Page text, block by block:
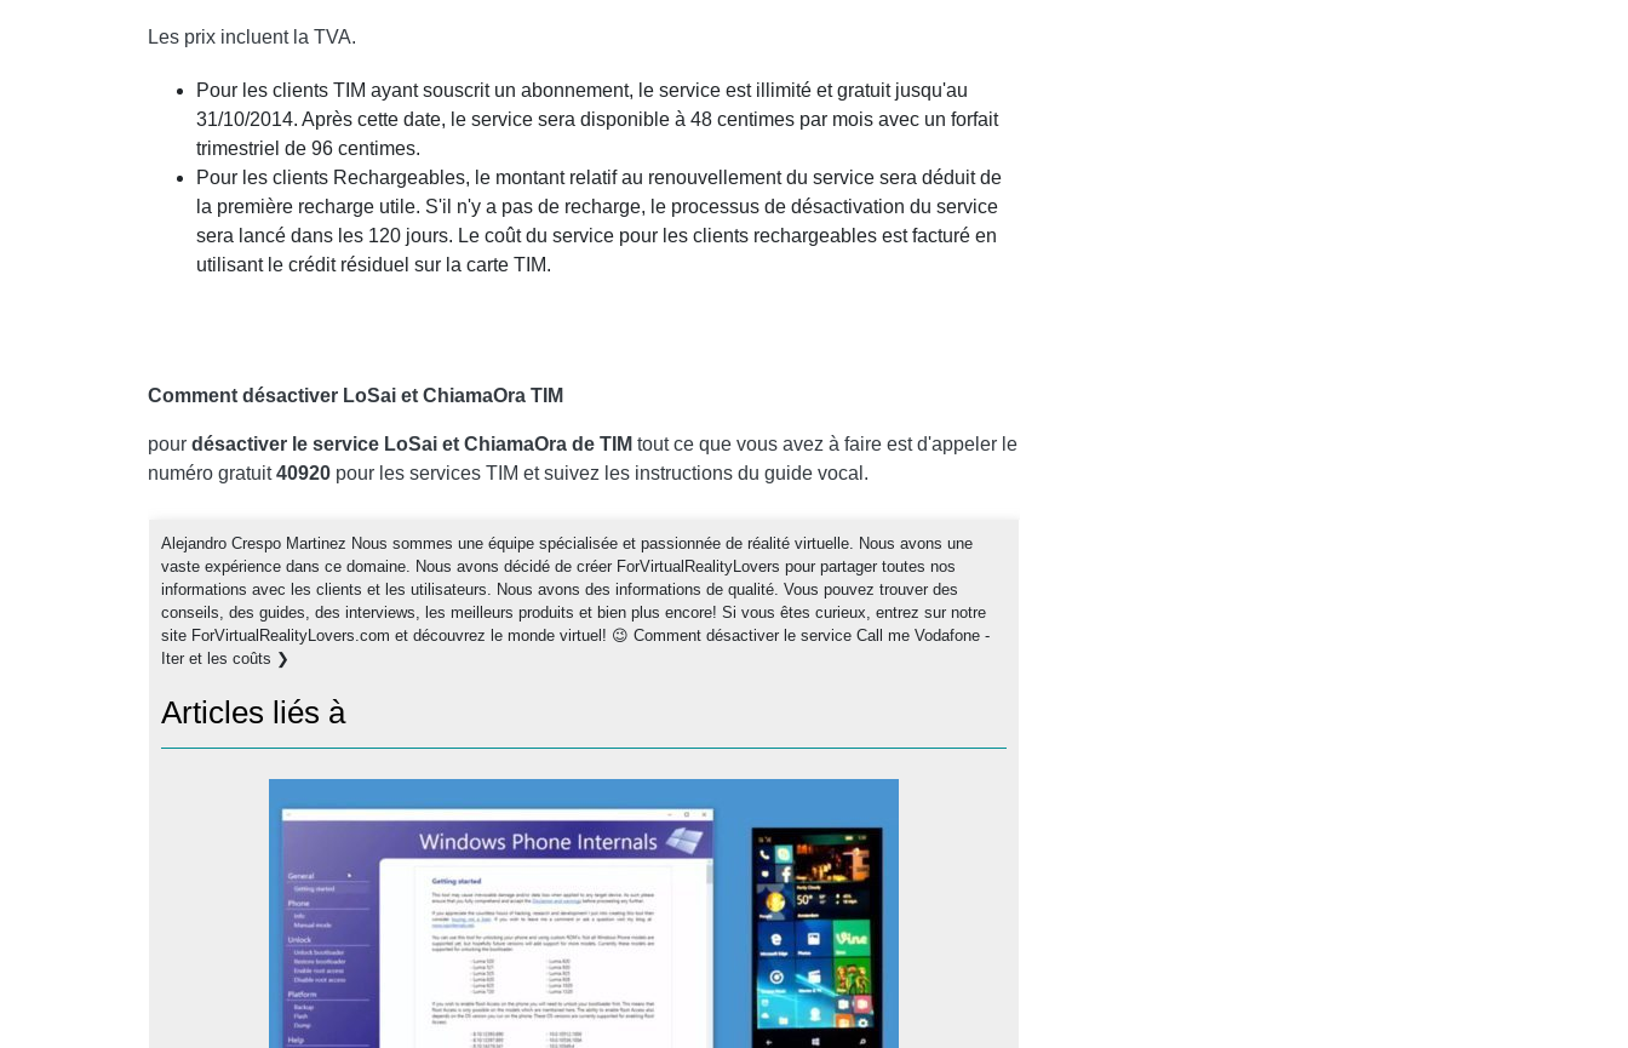
Les prix incluent la TVA.
Pour les clients TIM ayant souscrit un abonnement, le service est illimité et gratuit jusqu'au
31/10/2014. Après cette date, le service sera disponible à 48 centimes par mois avec un forfait
trimestriel de 96 centimes.
Pour les clients Rechargeables, le montant relatif au renouvellement du service sera déduit de
la première recharge utile. S'il n'y a pas de recharge, le processus de désactivation du service
sera lancé dans les 120 jours. Le coût du service pour les clients rechargeables est facturé en
utilisant le crédit résiduel sur la carte TIM.
Comment désactiver LoSai et ChiamaOra TIM
pour désactiver le service LoSai et ChiamaOra de TIM tout ce que vous avez à faire est d'appeler le
numéro gratuit40920 pour les services TIM et suivez les instructions du guide vocal.
Alejandro Crespo Martinez Nous sommes une équipe spécialisée et passionnée de réalité virtuelle. Nous avons une
vaste expérience dans ce domaine. Nous avons décidé de créer ForVirtualRealityLovers pour partager toutes nos
informations avec les clients et les utilisateurs. Nous avons des informations de qualité. Vous pouvez trouver des
conseils, des guides, des interviews, les meilleurs produits et bien plus encore! Si vous êtes curieux, entrez sur notre
site ForVirtualRealityLovers.com et découvrez le monde virtuel! 😉 Comment désactiver le service Call me Vodafone -
Iter et les coûts ❯
Articles liés à